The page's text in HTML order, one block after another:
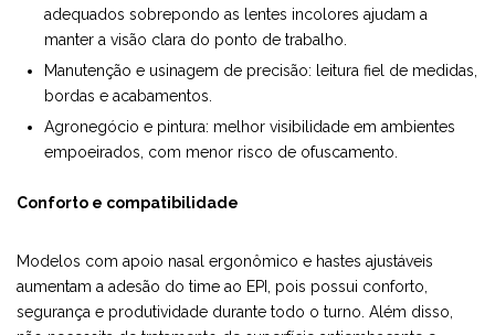
adequados sobrepondo as lentes incolores ajudam a
manter a visão clara do ponto de trabalho.
Manutenção e usinagem de precisão: leitura fiel de medidas,
bordas e acabamentos.
Agronegócio e pintura: melhor visibilidade em ambientes
empoeirados, com menor risco de ofuscamento.
Conforto e compatibilidade
Modelos com apoio nasal ergonômico e hastes ajustáveis
aumentam a adesão do time ao EPI, pois possui conforto,
segurança e produtividade durante todo o turno. Além disso,